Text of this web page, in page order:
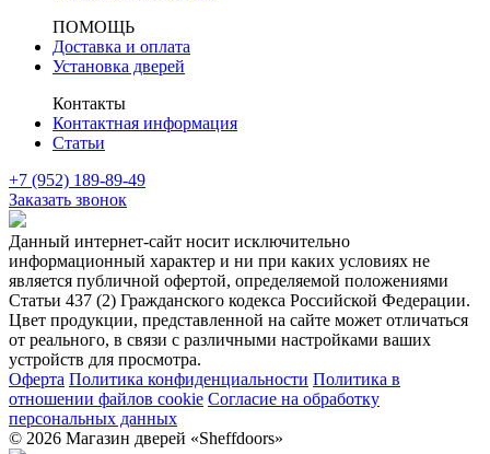
ПОМОЩЬ
Доставка и оплата
Установка дверей
Контакты
Контактная информация
Статьи
+7 (952) 189-89-49
Заказать звонок
Данный интернет-сайт носит исключительно
информационный характер и ни при каких условиях не
является публичной офертой, определяемой положениями
Статьи 437 (2) Гражданского кодекса Российской Федерации.
Цвет продукции, представленной на сайте может отличаться
от реального, в связи с различными настройками ваших
устройств для просмотра.
Оферта Политика конфиденциальности Политика в
отношении файлов cookie Согласие на обработку
персональных данных
© 2026 Магазин дверей «Sheffdoors»